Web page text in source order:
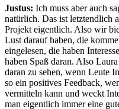
Justus: Ich muss aber auch
natürlich. Das ist letztendlich
Projekt eigentlich. Also wir
Lust darauf haben, die
eingelesen, die haben
haben Spaß daran. Also
daran zu sehen, wenn Leute
so ein positives Feedback,
vermitteln kann und weckt
man eigentlich immer eine